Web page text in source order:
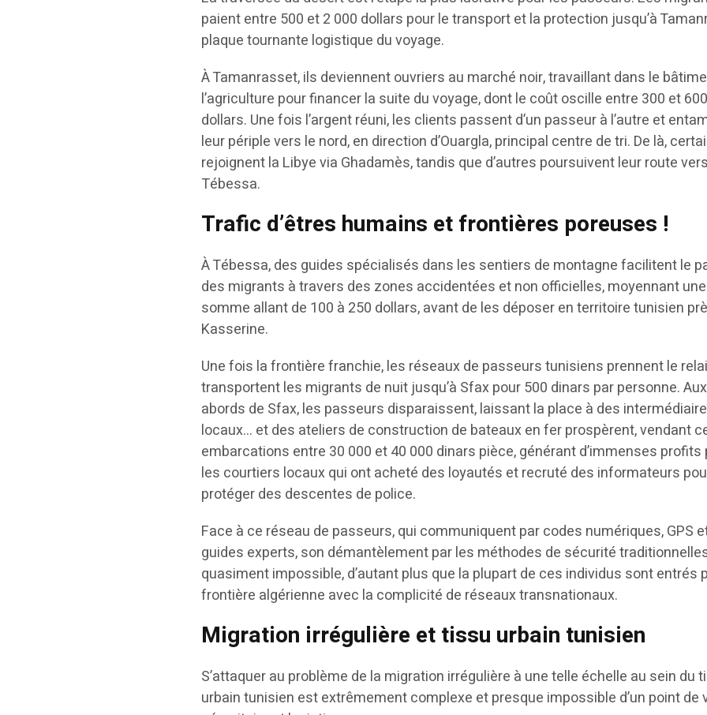
paient entre 500 et 2 000 dollars pour le transport et la protection jusqu’à
plaque tournante logistique du voyage.
À Tamanrasset, ils deviennent ouvriers au marché noir, travaillant dans le
l’agriculture pour financer la suite du voyage, dont le coût oscille entre 300 et
dollars. Une fois l’argent réuni, les clients passent d’un passeur à l’autre et
leur périple vers le nord, en direction d’Ouargla, principal centre de tri. De là,
rejoignent la Libye via Ghadamès, tandis que d’autres poursuivent leur route
Tébessa.
Trafic d’êtres humains et frontières poreuses !
À Tébessa, des guides spécialisés dans les sentiers de montagne facilitent le
des migrants à travers des zones accidentées et non officielles, moyennant une
somme allant de 100 à 250 dollars, avant de les déposer en territoire tunisien
Kasserine.
Une fois la frontière franchie, les réseaux de passeurs tunisiens prennent le
transportent les migrants de nuit jusqu’à Sfax pour 500 dinars par personne. Aux
abords de Sfax, les passeurs disparaissent, laissant la place à des
locaux… et des ateliers de construction de bateaux en fer prospèrent, vendant
embarcations entre 30 000 et 40 000 dinars pièce, générant d’immenses profits
les courtiers locaux qui ont acheté des loyautés et recruté des informateurs
protéger des descentes de police.
Face à ce réseau de passeurs, qui communiquent par codes numériques, GPS
guides experts, son démantèlement par les méthodes de sécurité
quasiment impossible, d’autant plus que la plupart de ces individus sont entrés
frontière algérienne avec la complicité de réseaux transnationaux.
Migration irrégulière et tissu urbain tunisien
S’attaquer au problème de la migration irrégulière à une telle échelle au sein du
urbain tunisien est extrêmement complexe et presque impossible d’un point de